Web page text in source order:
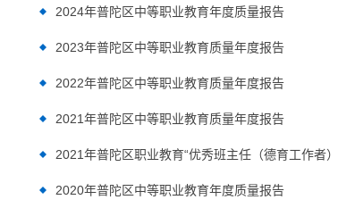
2024年普陀区中等职业教育年度质量报告
2023年普陀区中等职业教育质量年度报告
2022年普陀区中等职业教育质量年度报告
2021年普陀区中等职业教育质量年度报告
2021年普陀区职业教育“优秀班主任（德育工作者
2020年普陀区中等职业教育年度质量报告